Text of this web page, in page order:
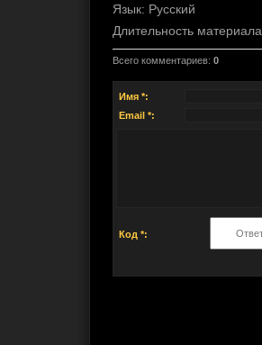
Язык: Русский
Длительность материала
Всего комментариев: 0
Имя *:
Email *:
Код *: